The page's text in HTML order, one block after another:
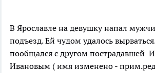
В Ярославле на девушку напал
подъезд. Ей чудом удалось
пообщался с другом пострадавшей
Ивановым ( имя изменено -